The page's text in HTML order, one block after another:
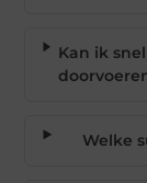
Kan ik
Welke